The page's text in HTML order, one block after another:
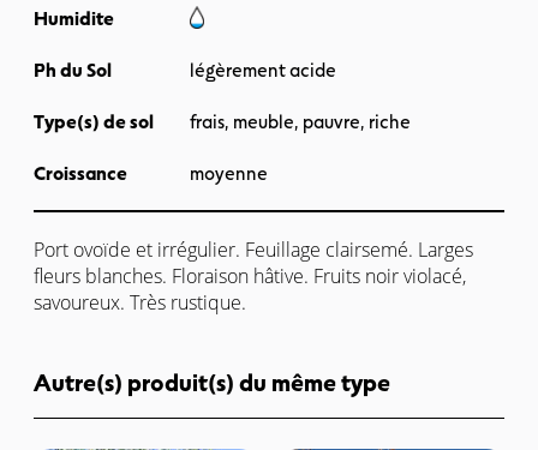
Humidite
Ph du Sol
légèrement acide
Type(s) de sol
frais, meuble, pauvre, riche
Croissance
moyenne
Port ovoïde et irrégulier. Feuillage clairsemé. Larges
fleurs blanches. Floraison hâtive. Fruits noir violacé,
savoureux. Très rustique.
Autre(s) produit(s) du même type